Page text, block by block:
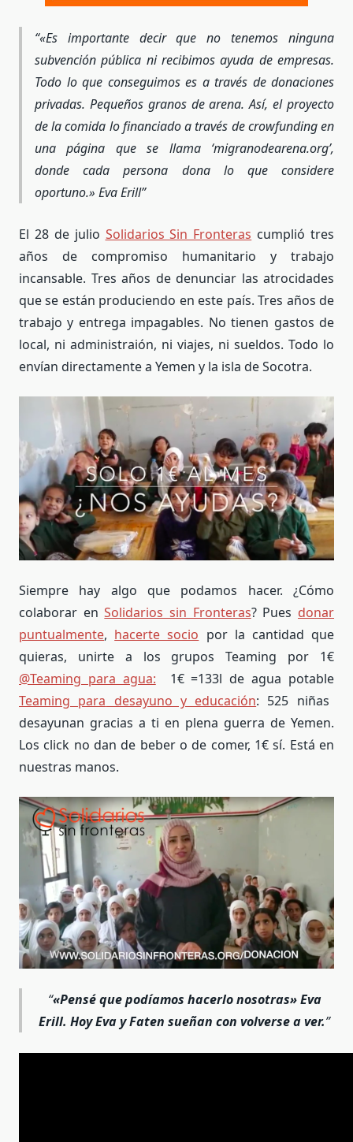
«Es importante decir que no tenemos ninguna
subvención pública ni recibimos ayuda de empresas.
Todo lo que conseguimos es a través de donaciones
privadas. Pequeños granos de arena. Así, el proyecto
de la comida lo financiado a través de crowfunding en
una página que se llama ‘migranodearena.org’,
donde cada persona dona lo que considere
oportuno.» Eva Erill
El 28 de julio Solidarios Sin Fronteras cumplió tres
años de compromiso humanitario y trabajo
incansable. Tres años de denunciar las atrocidades
que se están produciendo en este país. Tres años de
trabajo y entrega impagables. No tienen gastos de
local, ni administraión, ni viajes, ni sueldos. Todo lo
envían directamente a Yemen y la isla de Socotra.
Siempre hay algo que podamos hacer. ¿Cómo
colaborar enSolidarios sin Fronteras? Pues donar
puntualmente, hacerte socio por la cantidad que
quieras, unirte a los grupos Teaming por 1€
@Teaming para agua: 1€ =133l de agua potable
Teaming para desayuno y educación: 525 niñas
desayunan gracias a ti en plena guerra de Yemen.
Los click no dan de beber o de comer, 1€ sí. Está en
nuestras manos.
«Pensé que podíamos hacerlo nosotras» Eva
Erill. Hoy Eva y Faten sueñan con volverse a ver.